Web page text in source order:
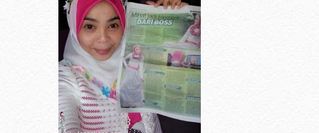
(32)
(52)
(65)
March 2010(92)
February 2010(89)
January 2010(68)
December 2009(33)
November 2009(2)